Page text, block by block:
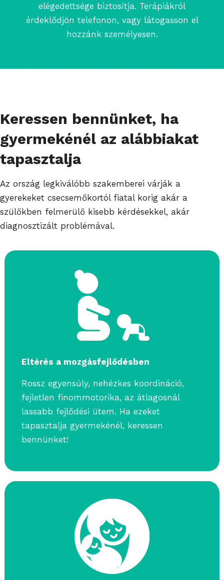
elégedettsége biztosítja. Terápiákról
érdeklődjön telefonon, vagy látogasson el
hozzánk személyesen.
Keressen bennünket, ha
gyermekénél az alábbiakat
tapasztalja
Az ország legkiválóbb szakemberei várják a
gyerekeket csecsemőkortól fiatal korig akár a
szülőkben felmerülő kisebb kérdésekkel, akár
diagnosztizált problémával.
Eltérés a mozgásfejlődésben
Rossz egyensúly, nehézkes koordináció,
fejletlen finommotorika, az átlagosnál
lassabb fejlődési ütem. Ha ezeket
tapasztalja gyermekénél, keressen
bennünket!